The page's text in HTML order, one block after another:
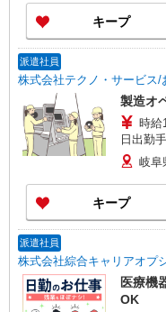
キープ
派遣社員
株式会社テクノ・サービス/
製造オ
時給
日出勤手
給 岐阜
キープ
派遣社員
株式会社綜合キャリアオプ
医療機
OK